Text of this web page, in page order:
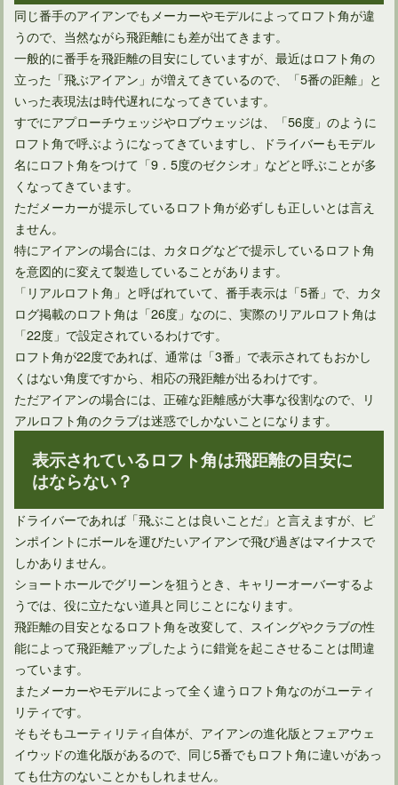
ゴルフスイングでの打ち急ぎを直す方法と防止する方法とは
ゴルフで初ラウンドに行く前に準備しておく事
ゴルフで120切りができない女性の原因
ゴルフ初心者のドライバーの飛距離は何ヤードが目安になる？
ゴルフのルールブックは初心者でも理解しておくべきもの
同じ番手のアイアンでもメーカーやモデルによってロフト角が違
うので、当然ながら飛距離にも差が出てきます。
一般的に番手を飛距離の目安にしていますが、最近はロフト角の
立った「飛ぶアイアン」が増えてきているので、「5番の距離」と
いった表現法は時代遅れになってきています。
すでにアプローチウェッジやロブウェッジは、「56度」のように
ロフト角で呼ぶようになってきていますし、ドライバーもモデル
名にロフト角をつけて「9．5度のゼクシオ」などと呼ぶことが多
くなってきています。
ただメーカーが提示しているロフト角が必ずしも正しいとは言え
ません。
特にアイアンの場合には、カタログなどで提示しているロフト角
を意図的に変えて製造していることがあります。
「リアルロフト角」と呼ばれていて、番手表示は「5番」で、カタ
ログ掲載のロフト角は「26度」なのに、実際のリアルロフト角は
「22度」で設定されているわけです。
ロフト角が22度であれば、通常は「3番」で表示されてもおかし
くはない角度ですから、相応の飛距離が出るわけです。
ただアイアンの場合には、正確な距離感が大事な役割なので、リ
アルロフト角のクラブは迷惑でしかないことになります。
表示されているロフト角は飛距離の目安に
はならない？
ドライバーであれば「飛ぶことは良いことだ」と言えますが、ピ
ンポイントにボールを運びたいアイアンで飛び過ぎはマイナスで
しかありません。
ショートホールでグリーンを狙うとき、キャリーオーバーするよ
うでは、役に立たない道具と同じことになります。
飛距離の目安となるロフト角を改変して、スイングやクラブの性
能によって飛距離アップしたように錯覚を起こさせることは間違
っています。
またメーカーやモデルによって全く違うロフト角なのがユーティ
リティです。
そもそもユーティリティ自体が、アイアンの進化版とフェアウェ
イウッドの進化版があるので、同じ5番でもロフト角に違いがあっ
ても仕方のないことかもしれません。